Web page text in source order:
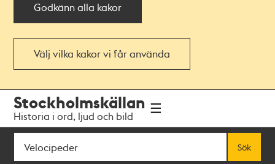
Godkänn alla kakor
Välj vilka kakor vi får använda
navigationen
huvudinnehållet
Stockholmskällan
Historia i ord, ljud och bild
Sök
Sök